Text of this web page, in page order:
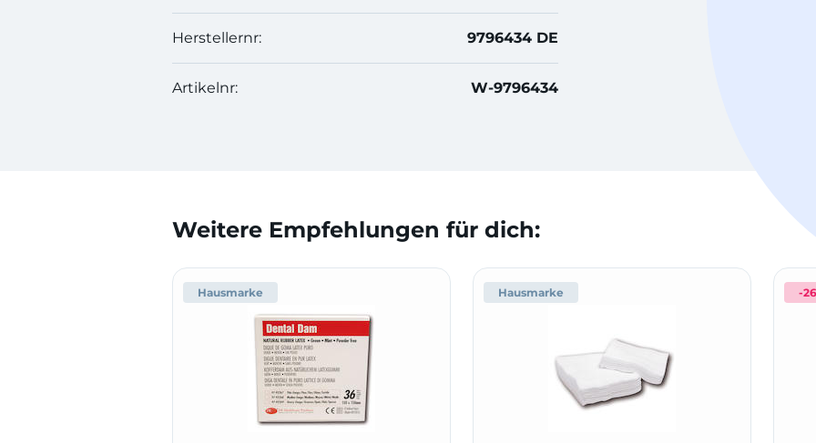
Herstellernr: 9796434 DE
Artikelnr: W-9796434
Weitere Empfehlungen für dich:
Hausmarke Hausmarke -